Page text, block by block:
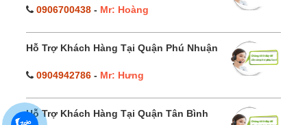
0906700438 - Mr: Hoàng
Hỗ Trợ Khách Hàng Tại Quận Phú Nhuận
0904942786 - Mr: Hưng
Hỗ Trợ Khách Hàng Tại Quận Tân Bình